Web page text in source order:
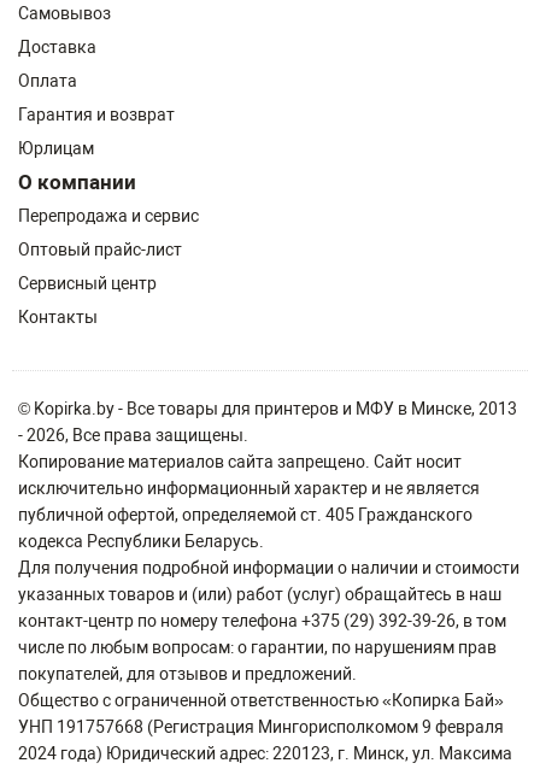
Самовывоз
Доставка
Оплата
Гарантия и возврат
Юрлицам
О компании
Перепродажа и сервис
Оптовый прайс-лист
Сервисный центр
Контакты
© Kopirka.by - Все товары для принтеров и МФУ в Минске, 2013
- 2026, Все права защищены.
Копирование материалов сайта запрещено. Сайт носит
исключительно информационный характер и не является
публичной офертой, определяемой ст. 405 Гражданского
кодекса Республики Беларусь.
Для получения подробной информации о наличии и стоимости
указанных товаров и (или) работ (услуг) обращайтесь в наш
контакт-центр по номеру телефона +375 (29) 392-39-26, в том
числе по любым вопросам: о гарантии, по нарушениям прав
покупателей, для отзывов и предложений.
Общество с ограниченной ответственностью «Копирка Бай»
УНП 191757668 (Регистрация Мингорисполкомом 9 февраля
2024 года) Юридический адрес: 220123, г. Минск, ул. Максима